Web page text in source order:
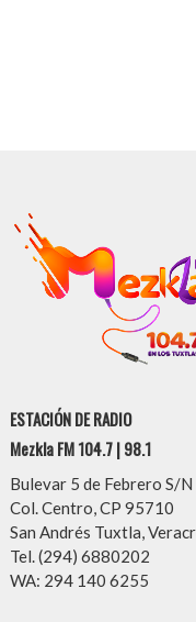
ESTACIÓN DE RADIO
Mezkla FM 104.7 | 98.1
Bulevar 5 de Febrero S/N
Col. Centro, CP 95710
San Andrés Tuxtla,
Tel. (294) 6880202
WA: 294 140 6255